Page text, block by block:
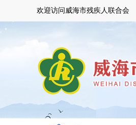
欢迎访问威海市残疾人联合会